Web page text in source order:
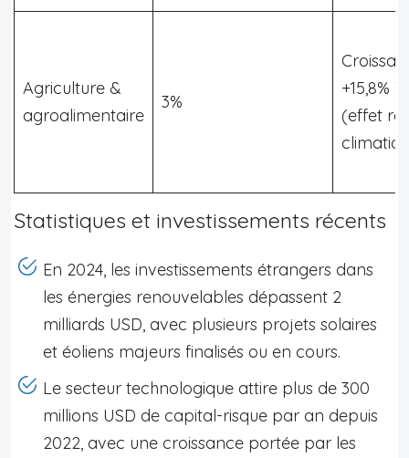
Agriculture &
agroalimentaire
3%
+15,8%
(effet
Statistiques et investissements récents
En 2024, les investissements étrangers dans
les énergies renouvelables dépassent 2
milliards USD, avec plusieurs projets solaires
et éoliens majeurs finalisés ou en cours.
Le secteur technologique attire plus de 300
millions USD de capital-risque par an depuis
2022, avec une croissance portée par les